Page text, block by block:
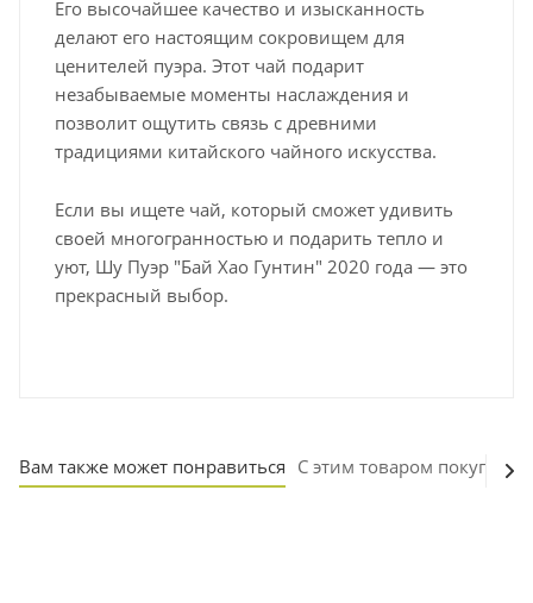
Его высочайшее качество и изысканность
делают его настоящим сокровищем для
ценителей пуэра. Этот чай подарит
незабываемые моменты наслаждения и
позволит ощутить связь с древними
традициями китайского чайного искусства.
Если вы ищете чай, который сможет удивить
своей многогранностью и подарить тепло и
уют, Шу Пуэр "Бай Хао Гунтин" 2020 года — это
прекрасный выбор.
Вам также может понравиться С этим товаром покупают